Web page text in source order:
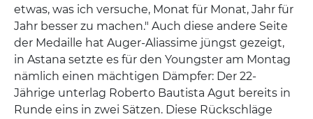
etwas, was ich versuche, Monat für Monat, Jahr für
Jahr besser zu machen." Auch diese andere Seite
der Medaille hat Auger-Aliassime jüngst gezeigt,
in Astana setzte es für den Youngster am Montag
nämlich einen mächtigen Dämpfer: Der 22-
Jährige unterlag Roberto Bautista Agut bereits in
Runde eins in zwei Sätzen. Diese Rückschläge